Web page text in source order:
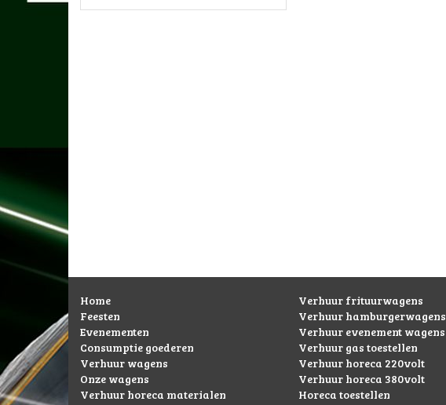
Home
Feesten
Evenementen
Consumptie goederen
Verhuur wagens
Onze wagens
Verhuur horeca materialen
Verhuur frituurwagens
Verhuur hamburgerwagens
Verhuur evenement wagens
Verhuur gas toestellen
Verhuur horeca 220volt
Verhuur horeca 380volt
Horeca toestellen